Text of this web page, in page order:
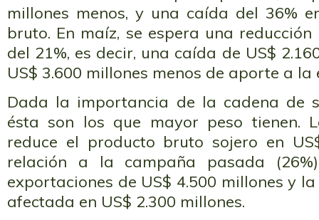
millones menos, y una caída del 36%
bruto. En maíz, se espera una
del 21%, es decir, una caída de US$
US$ 3.600 millones menos de aporte a la
Dada la importancia de la cadena de
ésta son los que mayor peso tienen.
reduce el producto bruto sojero en
relación a la campaña pasada
exportaciones de US$ 4.500 millones y
afectada en US$ 2.300 millones.